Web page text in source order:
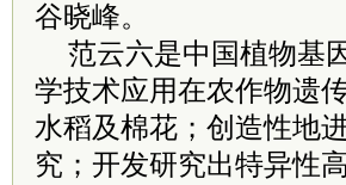
谷晓峰。
范云六是中国植物基
学技术应用在农作物遗
水稻及棉花；创造性地
究；开发研究出特异性